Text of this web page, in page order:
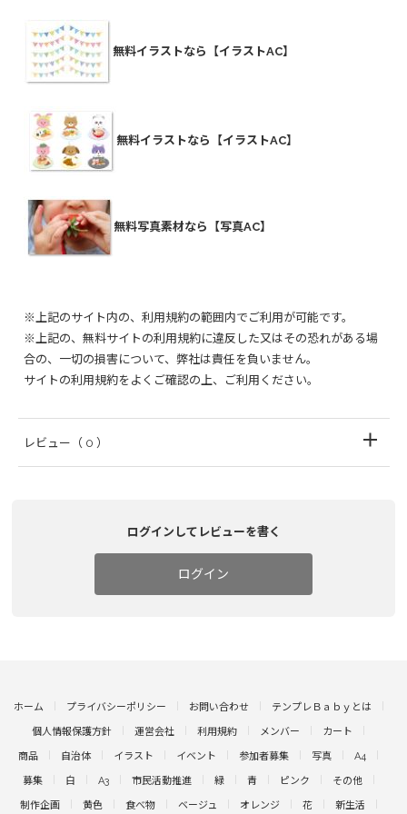
無料イラストなら【イラストAC】
無料イラストなら【イラストAC】
無料写真素材なら【写真AC】
※上記のサイト内の、利用規約の範囲内でご利用が可能です。
※上記の、無料サイトの利用規約に違反した又はその恐れがある場
合の、一切の損害について、弊社は責任を負いません。
サイトの利用規約をよくご確認の上、ご利用ください。
レビュー （ 0 ）
ログインしてレビューを書く
ログイン
ホーム プライバシーポリシー お問い合わせ テンプレＢａｂｙとは
個人情報保護方針 運営会社 利用規約 メンバー カート
商品 自治体 イラスト イベント 参加者募集 写真 A4
募集 白 A3 市民活動推進 緑 青 ピンク その他
制作企画 黄色 食べ物 ベージュ オレンジ 花 新生活